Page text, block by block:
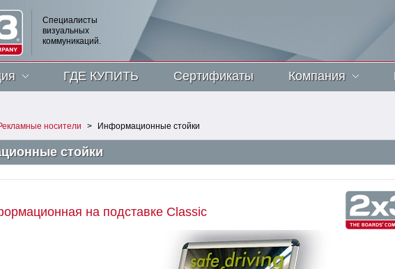
Специалисты
визуальных
коммуникаций.
ГДЕ КУПИТЬ Сертификаты Компания
носители > Информационные стойки
стойки
на подставке Classic